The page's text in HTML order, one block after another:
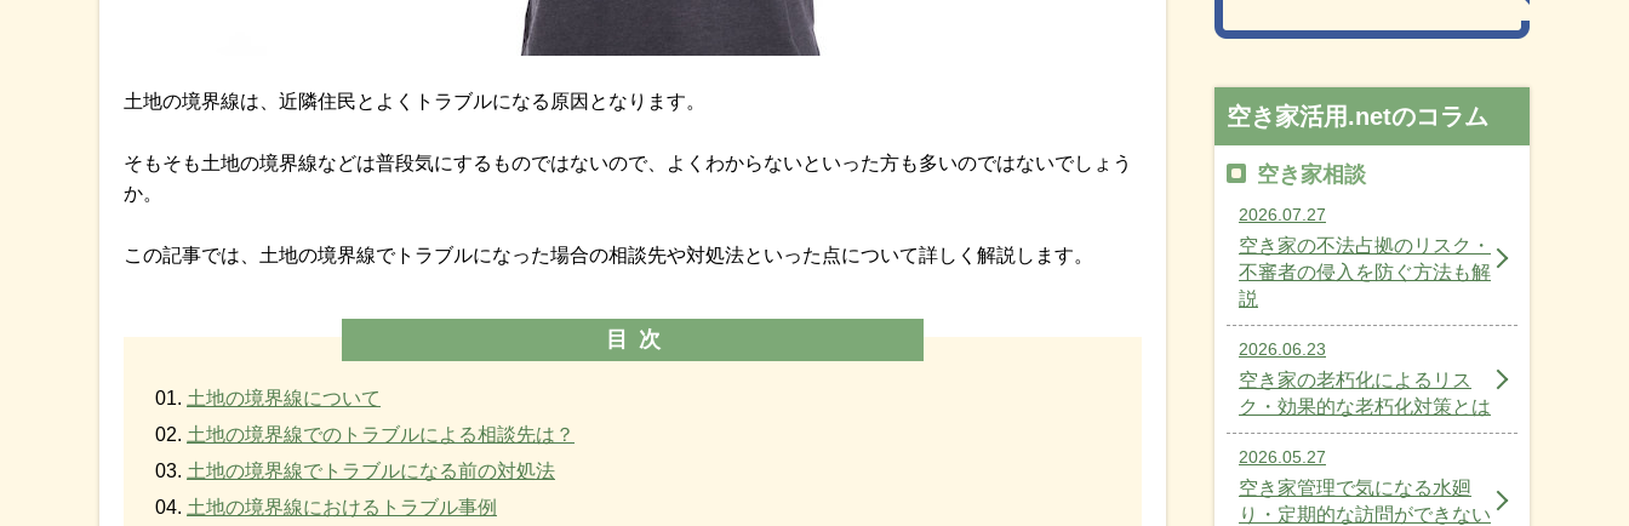
土地の境界線は、近隣住民とよくトラブルになる原因となります。
そもそも土地の境界線などは普段気にするものではないので、よくわからないといった方も多いのではないでしょう
か。
この記事では、土地の境界線でトラブルになった場合の相談先や対処法といった点について詳しく解説します。
目次
土地の境界線について
土地の境界線でのトラブルによる相談先は？
土地の境界線でトラブルになる前の対処法
土地の境界線におけるトラブル事例
空き家活用.netのコラム
空き家相談
2026.07.27
空き家の不法占拠のリスク・
不審者の侵入を防ぐ方法も解
説
2026.06.23
空き家の老朽化によるリス
ク・効果的な老朽化対策とは
2026.05.27
空き家管理で気になる水廻
り・定期的な訪問ができない